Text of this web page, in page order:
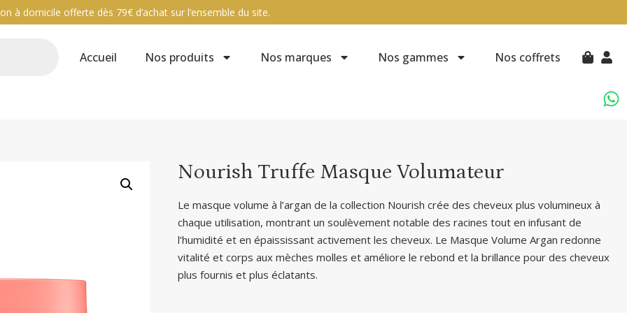
à domicile offerte dès 79€ d’achat sur l’ensemble du site.
Accueil Nos produits Nos marques Nos gammes Nos coffrets
Nourish Truffe Masque Volumateur
Le masque volume à l’argan de la collection Nourish crée des cheveux plus volumineux à
chaque utilisation, montrant un soulèvement notable des racines tout en infusant de
l’humidité et en épaississant activement les cheveux. Le Masque Volume Argan redonne
vitalité et corps aux mèches molles et améliore le rebond et la brillance pour des cheveux
plus fournis et plus éclatants.